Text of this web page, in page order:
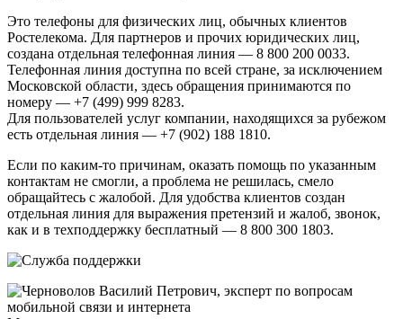
Это телефоны для физических лиц, обычных клиентов
Ростелекома. Для партнеров и прочих юридических лиц,
создана отдельная телефонная линия — 8 800 200 0033.
Телефонная линия доступна по всей стране, за исключением
Московской области, здесь обращения принимаются по
номеру — +7 (499) 999 8283.
Для пользователей услуг компании, находящихся за рубежом
есть отдельная линия — +7 (902) 188 1810.
Если по каким-то причинам, оказать помощь по указанным
контактам не смогли, а проблема не решилась, смело
обращайтесь с жалобой. Для удобства клиентов создан
отдельная линия для выражения претензий и жалоб, звонок,
как и в техподдержку бесплатный — 8 800 300 1803.